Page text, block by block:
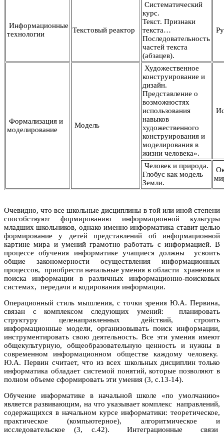
Информационные
технологии
Текстовый реактор
Систематический
курс.
Текст. Признаки
текста…
Последовательность
частей текста
(абзацев).
Формализация и
моделирование
Модель
Художественное
конструирование и
дизайн.
Представление о
возможностях
использования
навыков
художественного
конструирования и
моделирования в
жизни человека».
Человек и природа.
Глобус как модель
Земли.
Очевидно, что все школьные дисциплины в той или иной степени
способствуют формированию информационной культуры
младших школьников, однако именно информатика ставит целью
формирование у детей представлений об информационной
картине мира и умений грамотно работать с информацией. В
процессе обучения информатике учащиеся должны усвоить
общие закономерности осуществления информационных
процессов, приобрести начальные умения в области хранения и
поиска информации в различных информационно-поисковых
системах, передачи и кодирования информации.
Операционный стиль мышления, с точки зрения Ю.А. Первина,
связан с комплексом следующих умений: планировать
структуру целенаправленных действий, строить
информационные модели, организовывать поиск информации,
инструментировать свою деятельность. Все эти умения имеют
общекультурную, общеобразовательную ценность и нужны в
современном информационном обществе каждому человеку.
Ю.А. Первин считает, что из всех школьных дисциплин только
информатика обладает системой понятий, которые позволяют в
полном объеме сформировать эти умения (3, с.13-14).
Обучение информатике в начальной школе «по умолчанию»
является развивающим, на что указывает комплекс направлений,
содержащихся в начальном курсе информатики: теоретическое,
практическое (компьютерное), алгоритмическое и
исследовательское (3, с.42). Интеграционные связи